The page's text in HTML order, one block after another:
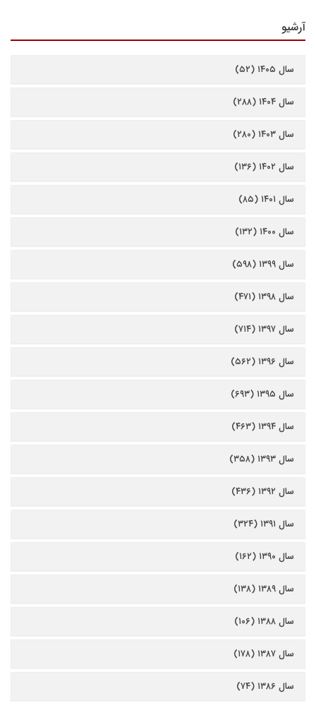
آرشیو
سال ۱۴۰۵ (۵۲)
سال ۱۴۰۴ (۲۸۸)
سال ۱۴۰۳ (۲۸۰)
سال ۱۴۰۲ (۱۳۶)
سال ۱۴۰۱ (۸۵)
سال ۱۴۰۰ (۱۳۲)
سال ۱۳۹۹ (۵۹۸)
سال ۱۳۹۸ (۴۷۱)
سال ۱۳۹۷ (۷۱۴)
سال ۱۳۹۶ (۵۶۲)
سال ۱۳۹۵ (۶۹۳)
سال ۱۳۹۴ (۴۶۳)
سال ۱۳۹۳ (۳۵۸)
سال ۱۳۹۲ (۴۳۶)
سال ۱۳۹۱ (۳۲۴)
سال ۱۳۹۰ (۱۶۲)
سال ۱۳۸۹ (۱۳۸)
سال ۱۳۸۸ (۱۰۶)
سال ۱۳۸۷ (۱۷۸)
سال ۱۳۸۶ (۷۴)